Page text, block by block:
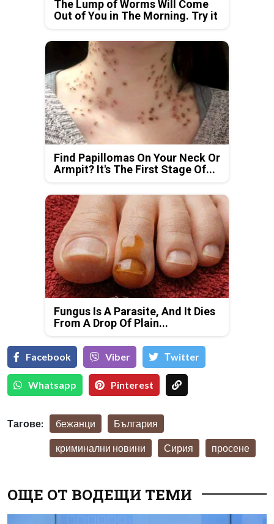
The Lump of Worms Will Come
Out of You in The Morning. Try it
Find Papillomas On Your Neck Or
Armpit? It's The First Stage Of...
Fungus Is A Parasite, And It Dies
From A Drop Of Plain...
Facebook Viber Тwitter
Whatsapp Pinterest
Тагове: бежанци България
криминални новини Сирия просене
ОЩЕ ОТ ВОДЕЩИ ТЕМИ